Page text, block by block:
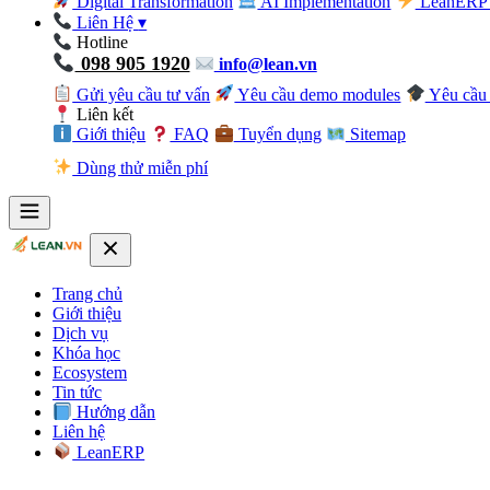
Liên Hệ▾
Hotline
098 905 1920
info@lean.vn
Gửi yêu cầu tư vấn
Yêu cầu demo modules
Yêu cầu
Liên kết
Giới thiệu
FAQ Tuyển dụng
Sitemap
Dùng thử miễn phí
Trang chủ
Giới thiệu
Dịch vụ
Khóa học
Ecosystem
Tin tức
Hướng dẫn
Liên hệ
LeanERP